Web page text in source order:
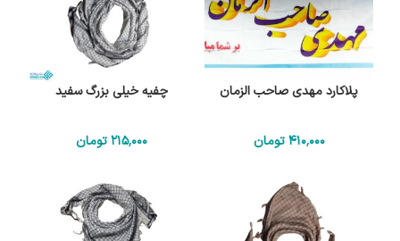
پلاکارد مهدی صاحب الزمان
410٬000 تومان
چفیه خیلی بزرگ سفید
215٬000 تومان